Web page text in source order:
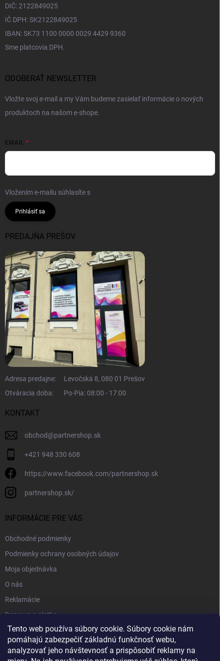
Tento web používa súbory cookie. Súbory cookie nám
pomáhajú zabezpečiť základnú funkčnosť webu,
analyzovať jeho návštevnosť a prispôsobiť reklamy na
DIČ: 2122849025
IČ DPH: SK2122849025
IBAN: SK73 1100 0000 0029 4429 9360
Sme platcovia DPH.
ODOBERAŤ NEWSLETTER
Vložte svoj e-mail a my Vám budeme zasielať informácie o nových
produktoch na našom e-shope.
EMAIL
Vložením e-mailu súhlasíte s
Prihlásiť sa
PREDAJŇA PREŠOV
Adresa predajne:
Levočská 8, 080 01 Prešov
Otváracia doba:
Po-Pia: 08:00 - 17:00
KONTAKT
obchod@partnershop.sk
+421 948 330 608
https://www.facebook.com/partnershop.sk
partnershop.sk/
INFORMÁCIE PRE VÁS
Obchodné podmienky
Podmienky ochrany osobných údajov
Moja objednávka
O nás
Reklamácie
Doprava a platba
Kontakt
Blog